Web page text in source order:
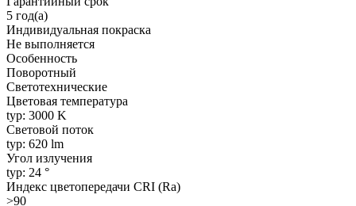
5 год(а)
Индивидуальная покраска
Не выполняется
Особенность
Поворотный
Светотехнические
Цветовая температура
typ: 3000 K
Световой поток
typ: 620 lm
Угол излучения
typ: 24 °
Индекс цветопередачи CRI (Ra)
>90